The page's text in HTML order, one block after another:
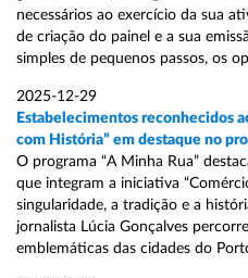
necessários ao exercício da sua
de criação do painel e a sua
simples de pequenos passos, os
2025-12-29
Estabelecimentos reconhecidos
com História” em destaque no
O programa “A Minha Rua”
que integram a iniciativa
singularidade, a tradição e a
jornalista Lúcia Gonçalves
emblemáticas das cidades do